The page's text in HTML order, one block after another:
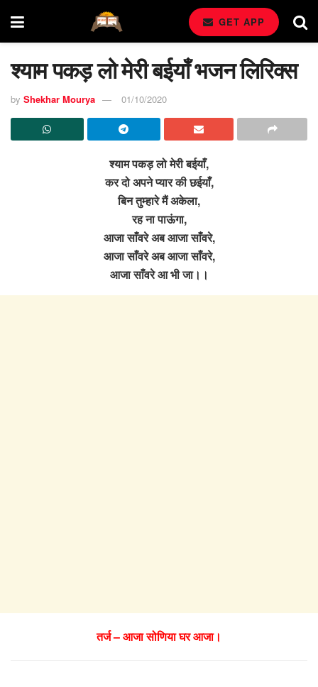
GET APP
श्याम पकड़ लो मेरी बईयाँ भजन लिरिक्स
by Shekhar Mourya 01/10/2020
श्याम पकड़ लो मेरी बईयाँ,
कर दो अपने प्यार की छईयाँ,
बिन तुम्हारे मैं अकेला,
रह ना पाऊंगा,
आजा साँवरे अब आजा साँवरे,
आजा साँवरे अब आजा साँवरे,
आजा साँवरे आ भी जा।।
तर्ज – आजा सोणिया घर आजा।